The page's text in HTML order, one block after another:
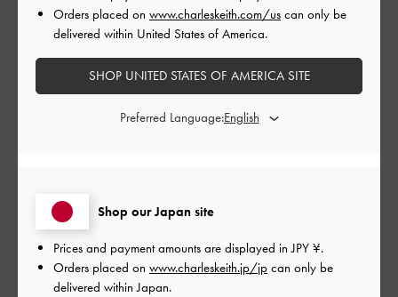
このレビューは役に立ちましたか？
ご利用者様
レンズの透明感、メガネの着け心地がだいすきなので、サング
ラスリピです。
このクオリティで1万円ちょっとで購入出来るのは最高です！
Shop our Japan site
Prices and payment amounts are displayed inJPY ¥.
Orders placed on www.charleskeith.jp/jp can only be
delivered within Japan.
Orders placed on www.charleskeith.com/us can only be
delivered within United States of America.
SHOP UNITED STATES OF AMERICA SITE
Preferred Language: